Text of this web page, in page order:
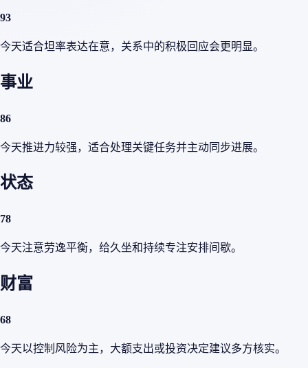
93
今天适合坦率表达在意，关系中的积极回应会更明显。
事业
86
今天推进力较强，适合处理关键任务并主动同步进展。
状态
78
今天注意劳逸平衡，给久坐和持续专注安排间歇。
财富
68
今天以控制风险为主，大额支出或投资决定建议多方核实。